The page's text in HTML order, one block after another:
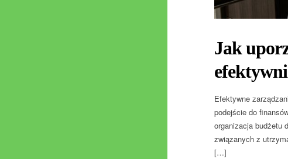
Jak
Efektywne
podejście do
organizacja budżetu
związanych z
[…]